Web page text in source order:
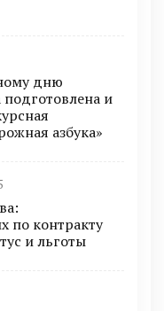
дню
и
азбука»
по контракту
и льготы